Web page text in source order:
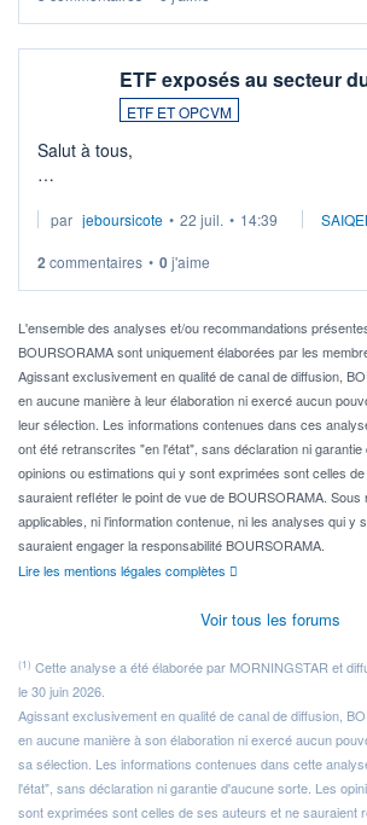
ETF exposés au secteur
ETF ET OPCVM
Salut à tous,
via un ETF plutôt que des actions
Idéalement, je voudrais qu'il soit éligible au
Pour l' ...
par jeboursicote • 22 juil. • 14:39
2 commentaires • 0j'aime
L'ensemble des analyses et/ou recommandations
BOURSORAMA sont uniquement élaborées par les
Agissant exclusivement en qualité de canal de diffusion,
en aucune manière à leur élaboration ni exercé aucun
leur sélection. Les informations contenues dans ces
ont été retranscrites "en l'état", sans déclaration ni
opinions ou estimations qui y sont exprimées sont celles
sauraient refléter le point de vue de BOURSORAMA.
applicables, ni l'information contenue, ni les analyses qui y
sauraient engager la responsabilité BOURSORAMA.
Lire les mentions légales complètes
Voir tous les forums
(1) Cette analyse a été élaborée par MORNINGSTAR et
le 30 juin 2026.
Agissant exclusivement en qualité de canal de diffusion,
en aucune manière à son élaboration ni exercé aucun
sa sélection. Les informations contenues dans cette
l'état", sans déclaration ni garantie d'aucune sorte. Les
sont exprimées sont celles de ses auteurs et ne sauraient